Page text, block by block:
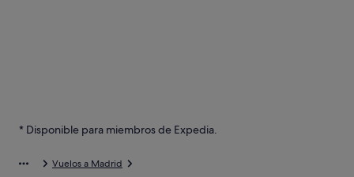
* Disponible para miembros de Expedia.
Vuelos a Madrid